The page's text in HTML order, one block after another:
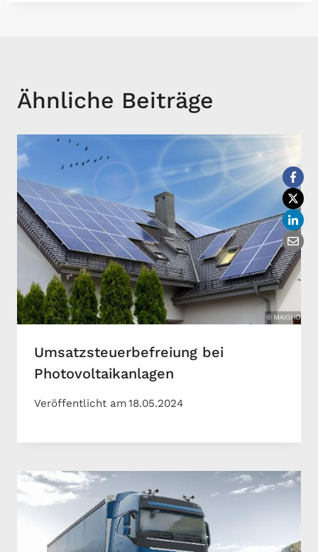
Ähnliche Beiträge
Umsatzsteuerbefreiung bei
Photovoltaikanlagen
Veröffentlicht am18.05.2024